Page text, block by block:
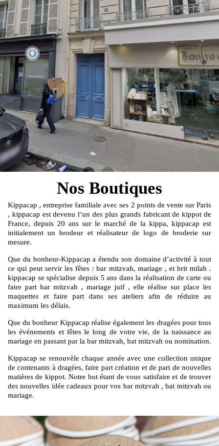
Nos Boutiques
Kippacap , entreprise familiale avec ses 2 points de vente sur Paris
, kippacap est devenu l’un des plus grands fabricant de kippot de
France, depuis 20 ans sur le marché de la kippa, kippacap est
initialement un brodeur et réalisateur de logo de broderie sur
mesure.
Que du bonheur-Kippacap a étendu son domaine d’activité à tout
ce qui peut servir les fêtes : bar mitzvah, mariage , et brit milah .
kippacap se spécialise depuis 5 ans dans la réalisation de carte ou
faire part bar mitzvah , mariage juif , elle réalise sur place les
maquettes et faire part dans ses ateliers afin de réduire au
maximum les délais.
Que du bonheur Kippacap réalise également les dragées pour tous
les événements et fêtes le long de votre vie, de la naissance au
mariage en passant par la bar mitzvah, bat mitzvah ou nomination.
Kippacap se renouvèle chaque année avec une collection unique
de contenants à dragées, faire part création et de part de nouvelles
matières de kippot. Notre but étant de vous satisfaire et de trouver
des nouvelles idée cadeaux pour vos bar mitzvah , bat mitzvah ou
mariage.